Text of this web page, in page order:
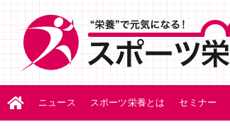
ニュース スポーツ栄養とは セミナー